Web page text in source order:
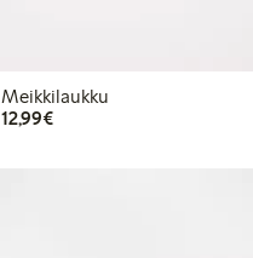
Meikkilaukku
12,99€12,99 €